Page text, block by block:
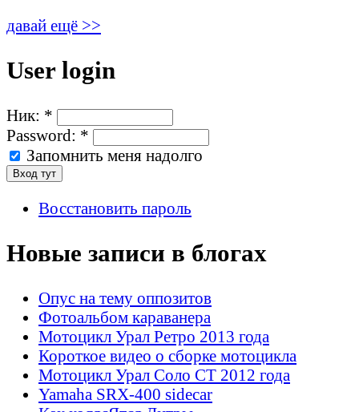
давай ещё >>
User login
Ник: *
Password: *
Запомнить меня надолго
Восстановить пароль
Новые записи в блогах
Опус на тему оппозитов
Фотоальбом караванера
Мотоцикл Урал Ретро 2013 года
Короткое видео о сборке мотоцикла
Мотоцикл Урал Соло СТ 2012 года
Yamaha SRX-400 sidecar